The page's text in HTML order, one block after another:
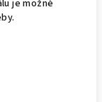
je možné